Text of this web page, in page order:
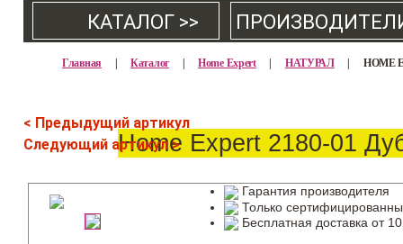
КАТАЛОГ >>
Главная Каталог Home Expert НАТУРАЛ HOME
< Предыдущий артикул
Следующий артикул >Home Expert 2180-01
Гарантия производителя
Только
Бесплатная доставка от